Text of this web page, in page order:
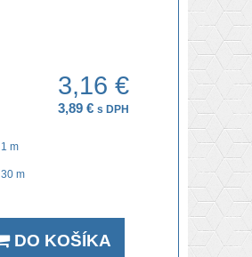
3,16 €
3,89 € s DPH
1 m
30 m
DO KOŠÍKA